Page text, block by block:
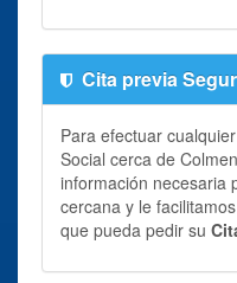
Cita previa
Para efectuar
Social cerca de
información necesaria
cercana y le
que pueda pedir su